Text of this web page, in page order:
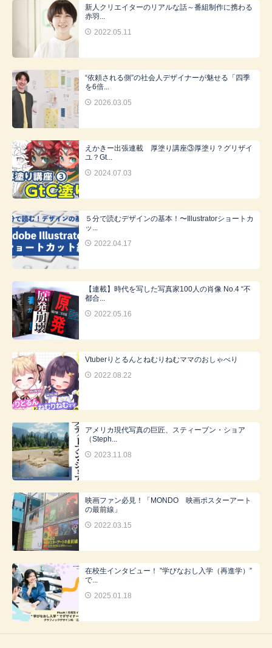
新人クリエイターのリアルな話～番組制作に携わる
赤羽...
2022.05.11
“依頼される側”の社会人デザイナーが魅せる「四季
を6倍...
2026.03.05
えかきー出張連載 厚塗り講座③厚塗り？グリザイ
ユ？Gt...
2024.07.03
５分で読むデザインの基本！〜Illustratorショートカ
ッ...
2022.04.17
【連載】時代を写した写真家100人の肖像 No.4 “不
都合...
2022.05.16
Vtuberりとるんとねむりねむママのおしゃべり
2022.08.22
アメリカ現代写真の巨匠、スティーブン・ショア
（Steph...
2023.11.08
映画ファン必見！「MONDO 映画ポスターアート
の最前線」
2022.03.15
在校生インタビュー！ ”学びなおし入学（再進学）”
で...
2025.01.18